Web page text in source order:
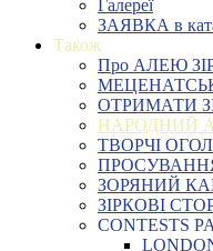
Галереї
ЗАЯВКА в
Також
Про АЛЕЮ
ОТРИМАТИ
НАРОДНИЙ
ТВОРЧІ
ПРОСУВАННЯ
ЗОРЯНИЙ
ЗІРКОВІ
CONTESTS